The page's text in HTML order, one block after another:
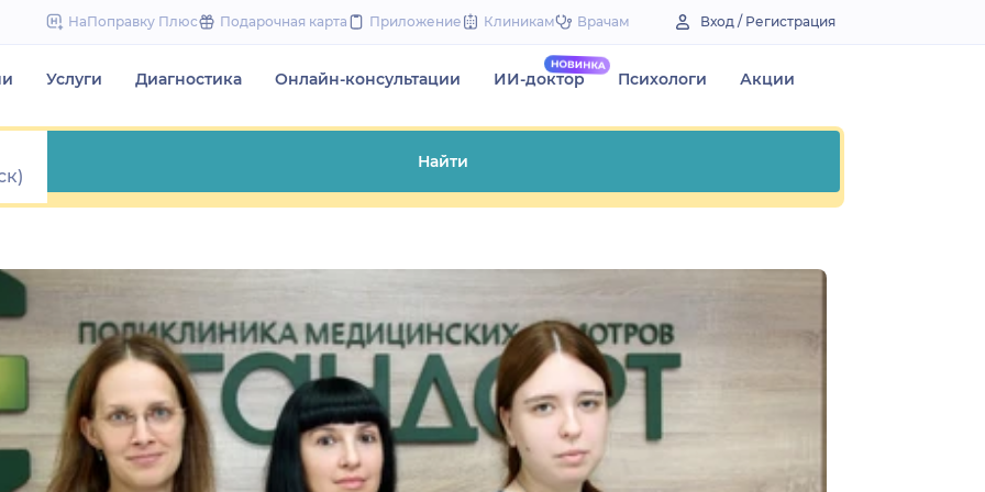
to
НаПоправку Плюс Подарочная карта Приложение Клиникам Врачам Вход / Регистрация
Услуги Диагностика Онлайн-консультации ИИ-доктор Психологи Акции
Найти